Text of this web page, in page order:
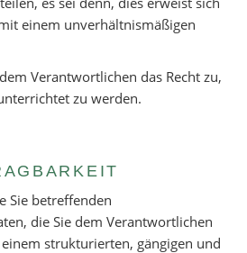
einem unverhältnismäßigen
Verantwortlichen das Recht zu,
zu werden.
Sie betreffenden
die Sie dem Verantwortlichen
strukturierten, gängigen und